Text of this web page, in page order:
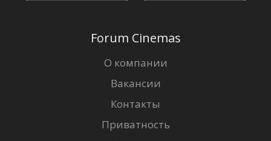
Forum Cinemas
О компании
Вакансии
Контакты
Приватность